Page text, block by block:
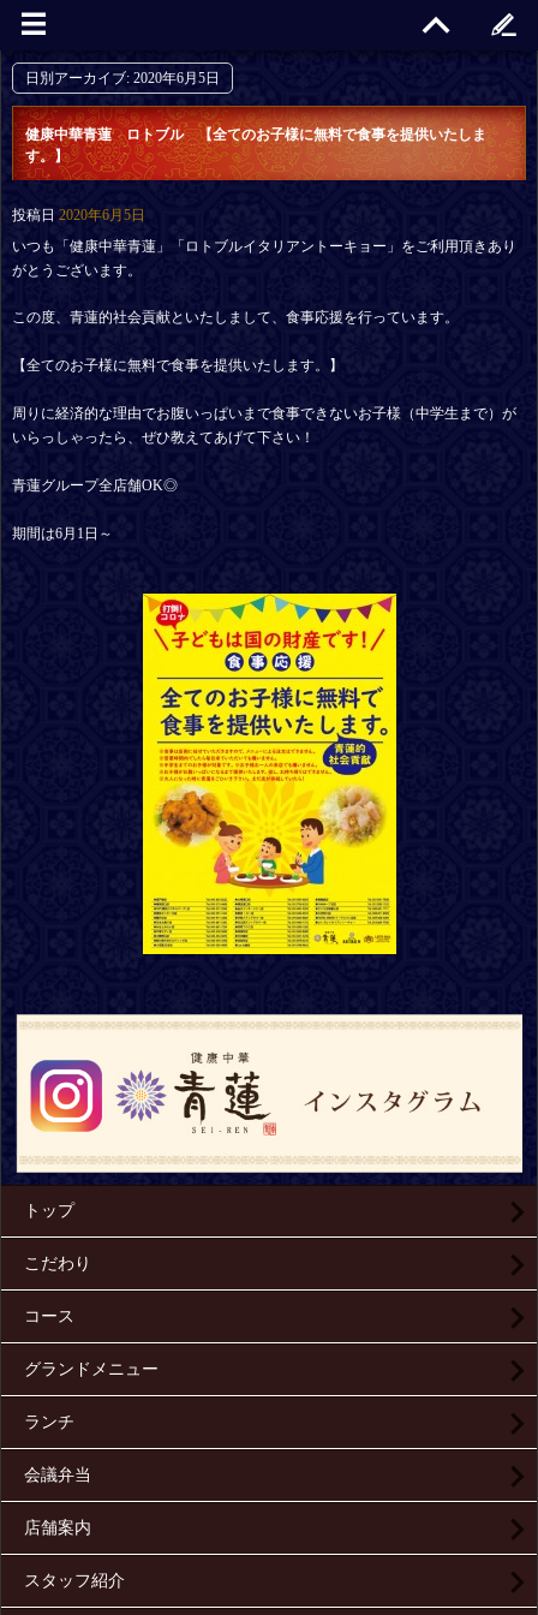
日別アーカイブ: 2020年6月5日
健康中華青蓮 ロトブル 【全てのお子様に無料で食事を提供いたしま
す。】
投稿日 2020年6月5日
いつも「健康中華青蓮」「ロトブルイタリアントーキョー」をご利用頂きあり
がとうございます。
この度、青蓮的社会貢献といたしまして、食事応援を行っています。
【全てのお子様に無料で食事を提供いたします。】
周りに経済的な理由でお腹いっぱいまで食事できないお子様（中学生まで）が
いらっしゃったら、ぜひ教えてあげて下さい！
青蓮グループ全店舗OK◎
期間は6月1日～
トップ
こだわり
コース
グランドメニュー
ランチ
会議弁当
店舗案内
スタッフ紹介